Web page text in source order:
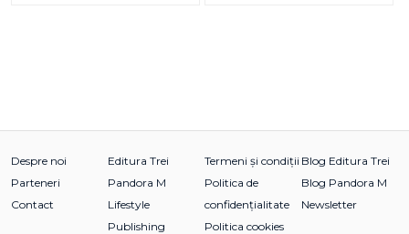
Despre noi
Parteneri
Contact
Editura Trei
Pandora M
Lifestyle
Publishing
Termeni și condiții
Politica de
confidențialitate
Politica cookies
Blog Editura Trei
Blog Pandora M
Newsletter